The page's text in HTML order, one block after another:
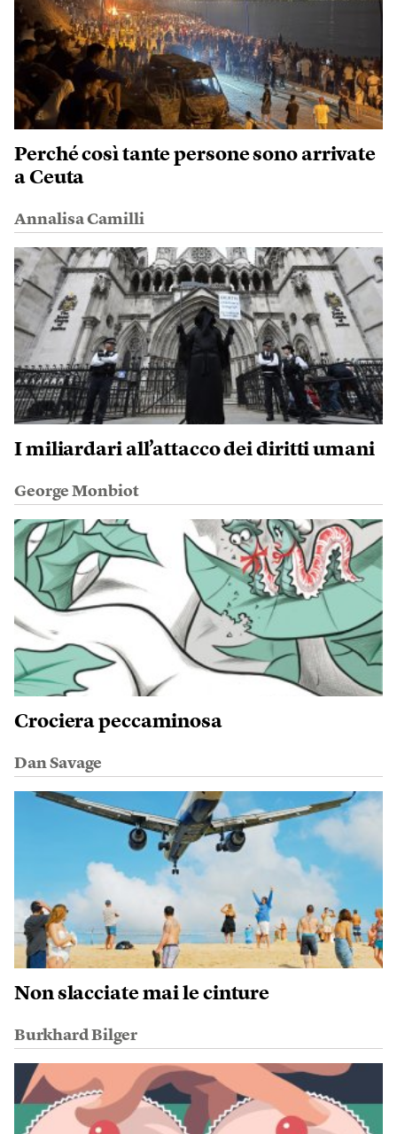
Perché così tante persone sono arrivate
a Ceuta
Annalisa Camilli
I miliardari all’attacco dei diritti umani
George Monbiot
Crociera peccaminosa
Dan Savage
Non slacciate mai le cinture
Burkhard Bilger